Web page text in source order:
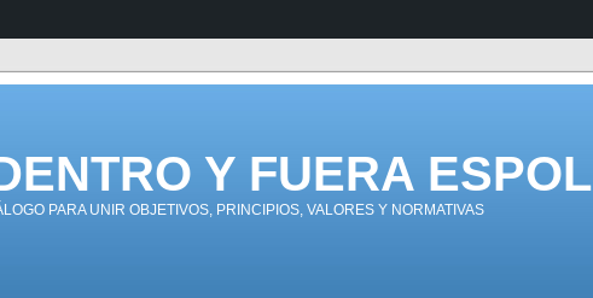
Y FUERA ESPOL
PARA UNIR OBJETIVOS, PRINCIPIOS, VALORES Y NORMATIVAS